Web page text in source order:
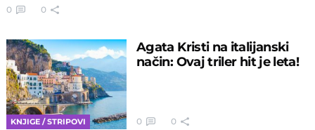
0 0
KNJIGE / STRIPOVI
Agata Kristi na italijanski
način: Ovaj triler hit je leta!
0 0